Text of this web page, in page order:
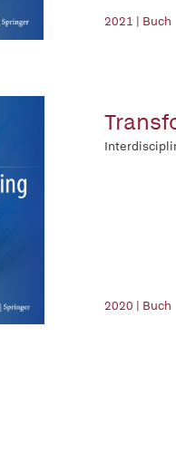
2021 | Buch
2020 | Buch